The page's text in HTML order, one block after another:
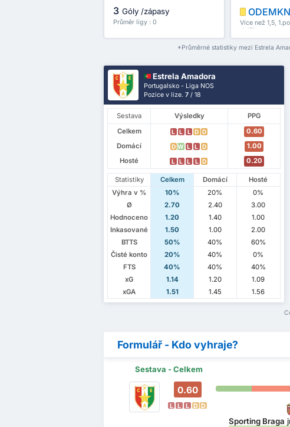
3 Góly /zápasy
Průměr ligy : 0
Více než 1,5,
další
*Průměrné statistiky mezi Estrela
Estrela Amadora
Portugalsko - Liga NOS
Pozice v lize.7 / 18
Sestava Výsledky
PPG
Celkem
L L L D D
0.60
Domácí
D W L L D
1.00
Hosté
L L L L D 0.20
Statistiky Celkem Domácí
Hosté
Výhra v %
10% 20%
0%
Ø
2.70 2.40
3.00
Hodnoceno
1.20 1.40
1.00
Inkasované
1.50 1.00
2.00
BTTS
50% 40%
60%
Čisté konto
20% 40%
0%
FTS
40% 40%
40%
xG
1.14 1.20
1.09
xGA
1.51 1.45 1.56
Formulář - Kdo vyhraje?
Sestava - Celkem
0.60
L L L D D
Sporting Braga